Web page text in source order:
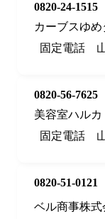
0820-24-1515
カーブスゆ
固定電話
0820-56-7625
美容室ハルカ
固定電話
0820-51-0121
ベル商事株式